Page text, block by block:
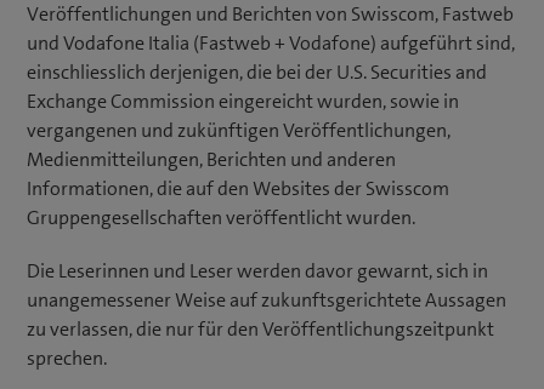
Veröffentlichungen und Berichten von Swisscom, Fastweb
und Vodafone Italia (Fastweb + Vodafone) aufgeführt sind,
einschliesslich derjenigen, die bei der U.S. Securities and
Exchange Commission eingereicht wurden, sowie in
vergangenen und zukünftigen Veröffentlichungen,
Medienmitteilungen, Berichten und anderen
Informationen, die auf den Websites der Swisscom
Gruppengesellschaften veröffentlicht wurden.
Die Leserinnen und Leser werden davor gewarnt, sich in
unangemessener Weise auf zukunftsgerichtete Aussagen
zu verlassen, die nur für den Veröffentlichungszeitpunkt
sprechen.